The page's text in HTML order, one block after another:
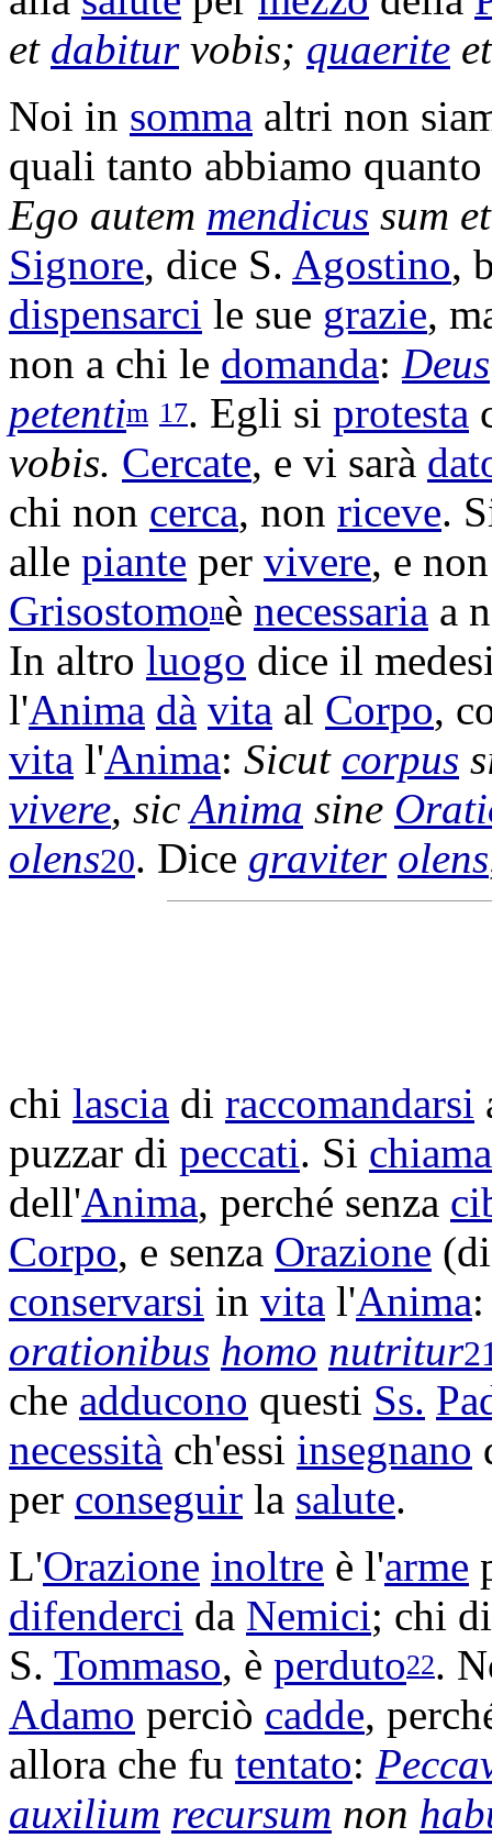
et dabiturvobis; quaerite
Noi in somma altri non
quali tanto abbiamo
Ego autem mendicus sum
Signore, dice S. Agostino,
dispensarci le sue grazie,
non a chi le domanda: Deus
petentim 17. Egli si protesta
vobis. Cercate, e vi sarà
chi non cerca, non riceve.
alle piante per vivere, e
Grisostomonè necessaria a
In altro luogo dice il
l'Anima dà vita al Corpo,
vita l'Anima: Sicut corpus
vivere, sicAnima sine
olens20. Dice graviter olens
chi lascia di raccomandarsi
puzzar di peccati. Si chiama
dell'Anima, perché senza
Corpo, e senza Orazione
conservarsi in vita l'Anima
orationibus homo nutritur
che adducono questi Ss.
necessità ch'essi insegnano
per conseguir la salute.
L'Orazione inoltre è l'arme
difenderci da Nemici; chi
S. Tommaso, è perduto22.
Adamo perciò cadde,
allora che fu tentato:
auxilium recursum non